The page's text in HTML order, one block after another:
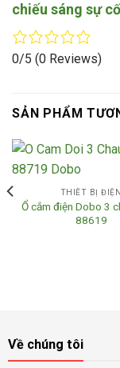
chiếu sáng sự
0/5 (0 Reviews)
SẢN PHẨM
THIẾT BỊ ĐIỆN
Ổ cắm điện Dobo 3
88619
Về chúng tôi